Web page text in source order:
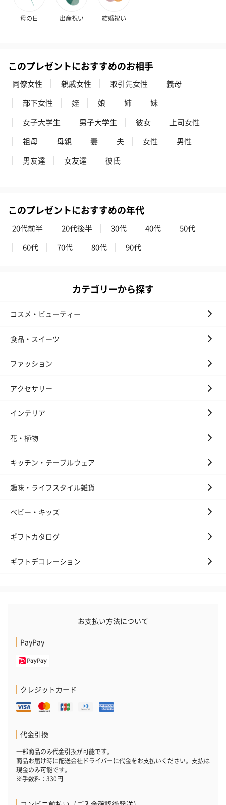
プレミアムビール イネ
ディット（712円）
酒（655円）
メッセージカード（通常・写真・グリーティング）
誕生日や結婚祝い・出産祝いなど、様々なシーンのメッセージカ
メッセージカードや封筒のデザインは一部変更する場合がありま
す。
写真付きメッセージカ
ード（680円）
写真付きメッセージカ
ード（Thank you）ピ
Birthday ホワ
バイヤーがシーン・テーマ・デザインを厳選し、2〜4点の雑貨を
迷う手間なく、開けた瞬間喜ばれる洗練された贈り物が、これひ
ザのプチギフト（1,680円）
生花のブーケを同梱します。
も1日遅くなります。
ーン）（1,650円）
ドライフラワー・プリザーブドフラワー
梱します。
一部花材が写真と異なる場合がございます。予めご了承くださ
い。パッケージに入れてお届けします。
母の日 出産祝い 結婚祝い
このプレゼントにおすすめのお相手
同僚女性 親戚女性 取引先女性
義母
部下女性
姪 娘 姉
妹
女子大学生
男子大学生 彼女
上司女性
祖母
母親 妻 夫 女性
男性
男友達
女友達 彼氏
このプレゼントにおすすめの年代
20代前半 20代後半 30代 40代
50代
60代
70代 80代 90代
カテゴリーから探す
コスメ・ビューティー
食品・スイーツ
ファッション
アクセサリー
インテリア
花・植物
キッチン・テーブルウェア
趣味・ライフスタイル雑貨
ベビー・キッズ
ギフトカタログ
ギフトデコレーション
お支払い方法について
PayPay
クレジットカード
代金引換
一部商品のみ代金引換が可能です。
商品お届け時に配送会社ドライバーに代金をお支払いください。支払は
現金のみ可能です。
※手数料：330円